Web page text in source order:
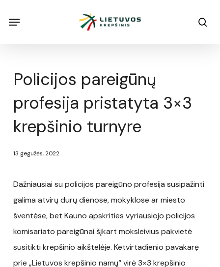
Menu
Policijos pareigūnų
profesija pristatyta 3×3
krepšinio turnyre
13 gegužės, 2022
Dažniausiai su policijos pareigūno profesija susipažinti
galima atvirų durų dienose, mokyklose ar miesto
šventėse, bet Kauno apskrities vyriausiojo policijos
komisariato pareigūnai šįkart moksleivius pakvietė
susitikti krepšinio aikštelėje. Ketvirtadienio pavakarę
prie „Lietuvos krepšinio namų“ virė 3×3 krepšinio